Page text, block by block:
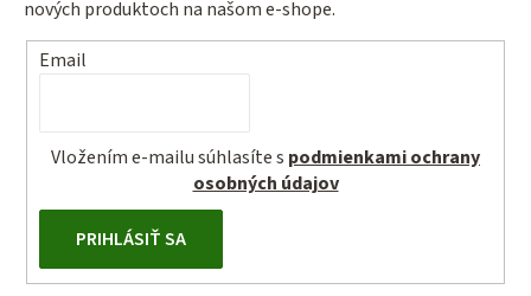
nových produktoch na našom e-shope.
Email
Vložením e-mailu súhlasíte s podmienkami ochrany
osobných údajov
PRIHLÁSIŤ SA